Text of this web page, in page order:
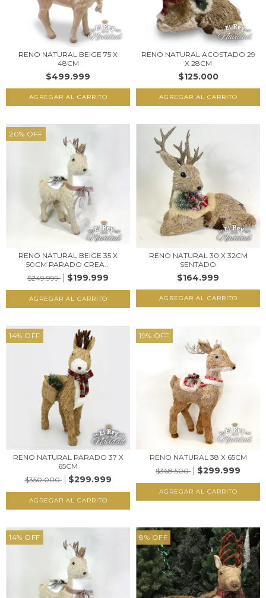
RENO NATURAL BEIGE 75 X
48CM
$499.999
RENO NATURAL ACOSTADO 29
X 28CM
$125.000
20% OFF
RENO NATURAL BEIGE 35 X
50CM PARADO CREA...
$249.999
$199.999
RENO NATURAL 30 X 32CM
SENTADO
$164.999
14% OFF
RENO NATURAL PARADO 37 X
65CM
$350.000
$299.999
19% OFF
RENO NATURAL 38 X 65CM
$368.500
$299.999
14% OFF 8% OFF